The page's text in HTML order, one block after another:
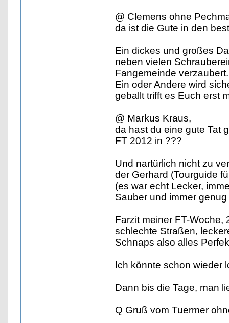
@ Clemens ohne
da ist die Gute in den
Ein dickes und großes
neben vielen
Fangemeinde
Ein oder Andere wird
geballt trifft es Euch erst
@ Markus Kraus,
da hast du eine gute Tat
FT 2012 in ???
Und nartürlich nicht zu
der Gerhard (Tourguide
(es war echt Lecker,
Sauber und immer
Farzit meiner FT-Woche,
schlechte Straßen,
Schnaps also alles
Ich könnte schon wieder
Dann bis die Tage, man
Q Gruß vom Tuermer